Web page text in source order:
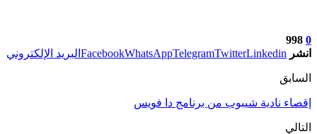
0
998
انشر
FacebookWhatsAppTelegramTwitterLinkedin البريد الإلكتروني
السابق
إقصاء نادية شيبوب من برنامج دا فويس
التالي